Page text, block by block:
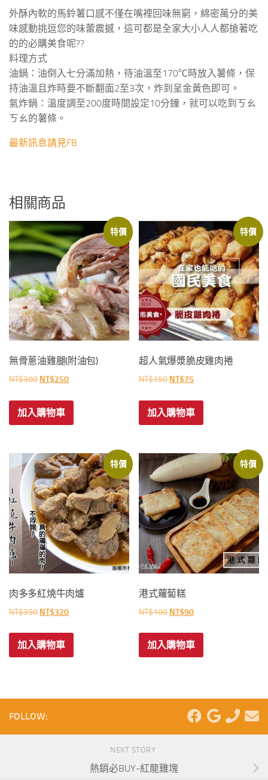
外酥內軟的馬鈴薯口感不僅在嘴裡回味無窮，綿密萬分的美
味感動挑逗您的味蕾震撼，這可都是全家大小人人都搶著吃
的的必購美食呢??
料理方式
油鍋：油倒入七分滿加熱，待油溫至170℃時放入薯條，保
持油溫且炸時要不斷翻面2至3次，炸到呈金黃色即可。
氣炸鍋：溫度調至200度時間設定10分鐘，就可以吃到ㄎㄠ
ㄎㄠ的薯條。
最新訊息請見FB
相關商品
特價
無骨蔥油雞腿(附油包)
NT$300 原
價
格：
NT$250目
格：
加入購物車
特價
超人氣爆漿脆皮雞肉捲
NT$150 原
價
格：
NT$75
價
格：
加入購物車
特價
肉多多紅燒牛肉爐
NT$350 原
價
格：
NT$320目
格：
加入購物車
特價
港式蘿蔔糕
NT$100 原
價
格：
NT$90目
價
格：
加入購物車
FOLLOW:
NEXT STORY
熱銷必BUY-紅龍雞塊